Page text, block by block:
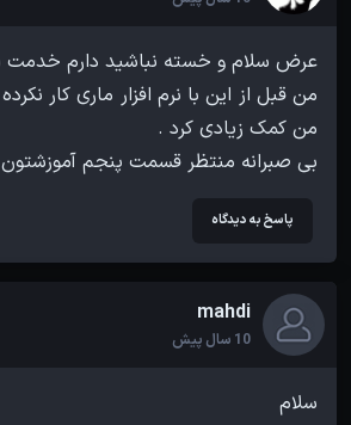
من قبل از این با نرم افزار ماری کار
بی صبرانه منتظر قسمت پنجم
پاسخ به دیدگاه
mahdi
10 سال پیش